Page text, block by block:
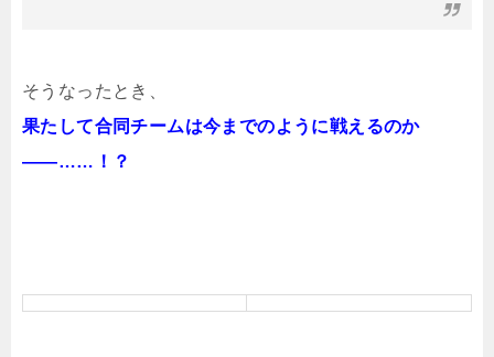
そうなったとき、
果たして合同チームは今までのように戦えるのか
――……！？